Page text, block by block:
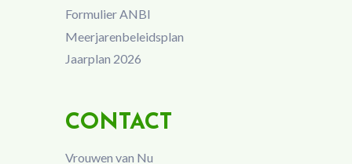
Formulier ANBI
Meerjarenbeleidsplan
Jaarplan 2026
CONTACT
Vrouwen van Nu